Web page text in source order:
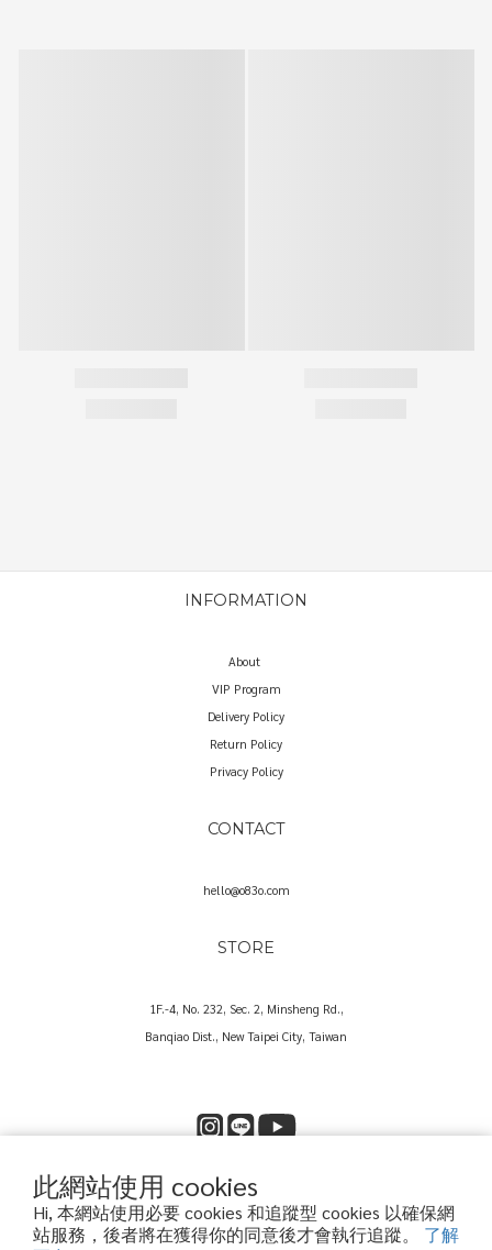
此網站使用 cookies
Hi, 本網站使用必要 cookies 和追蹤型 cookies 以確保網
站服務，後者將在獲得你的同意後才會執行追蹤。 了解
INFORMATION
About
VIP Program
Delivery Policy
Return Policy
Privacy Policy
CONTACT
hello@o83o.com
STORE
1F.-4, No. 232, Sec. 2, Minsheng Rd.,
Banqiao Dist., New Taipei City, Taiwan
Copyright© 2025 O83O International Trading Co., Ltd.
歐捌叁歐國際貿易股份有限公司｜60573857